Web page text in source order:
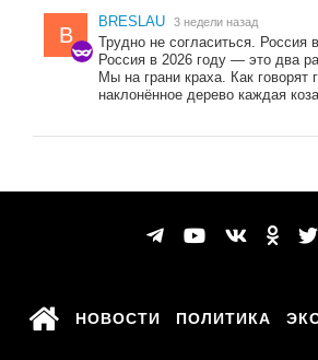
B
BRESLAU 3 недели назад
Трудно не согласиться. Россия
Россия в 2026 году — это два
Мы на грани краха. Как говорят
наклонённое дерево каждая
НОВОСТИ ПОЛИТИКА